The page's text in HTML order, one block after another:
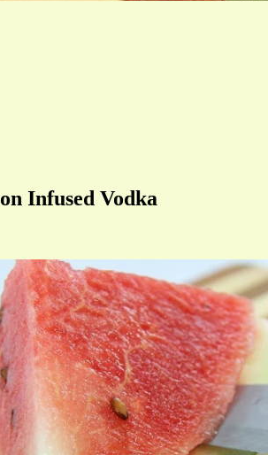
Infused Vodka